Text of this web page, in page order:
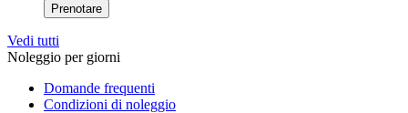
Prenotare
Vedi tutti
Noleggio per giorni
Domande frequenti
Condizioni di noleggio